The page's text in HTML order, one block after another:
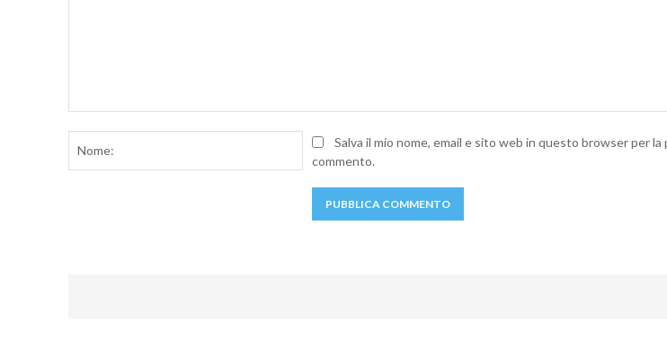
Nome:Salva il mio nome, email e sito web in questo browser per la
commento.